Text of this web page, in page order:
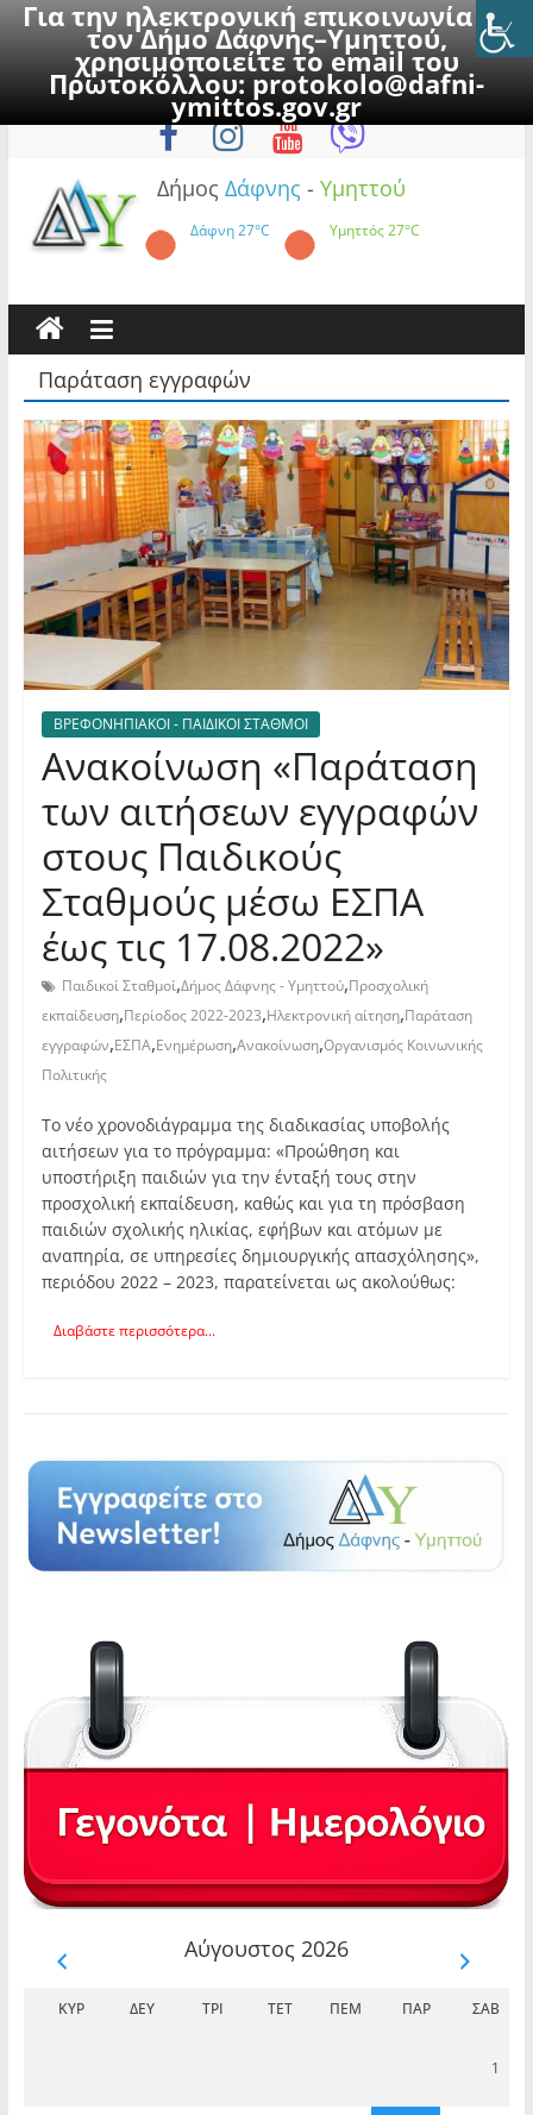
Για την ηλεκτρονική επικοινωνία με
τον Δήμο Δάφνης–Υμηττού,
χρησιμοποιείτε το email του
Πρωτοκόλλου:protokolo@dafni-
ymittos.gov.gr
to
Παρασκευή, 7 Αυγούστου 2026
Δήμος Δάφνης - Υμηττού
Δάφνη27°C Υμηττός27°C
Παράταση εγγραφών
ΒΡΕΦΟΝΗΠΙΑΚΟΙ - ΠΑΙΔΙΚΟΙ ΣΤΑΘΜΟΙ
Ανακοίνωση «Παράταση
των αιτήσεων εγγραφών
στους Παιδικούς
Σταθμούς μέσω ΕΣΠΑ
έως τις 17.08.2022»
Παιδικοί Σταθμοί,Δήμος Δάφνης - Υμηττού,Προσχολική
εκπαίδευση,Περίοδος 2022-2023,Ηλεκτρονική αίτηση,Παράταση
εγγραφών,ΕΣΠΑ,Ενημέρωση,Ανακοίνωση,Οργανισμός Κοινωνικής
Πολιτικής
Το νέο χρονοδιάγραμμα της διαδικασίας υποβολής
αιτήσεων για το πρόγραμμα: «Προώθηση και
υποστήριξη παιδιών για την ένταξή τους στην
προσχολική εκπαίδευση, καθώς και για τη πρόσβαση
παιδιών σχολικής ηλικίας, εφήβων και ατόµων µε
αναπηρία, σε υπηρεσίες δηµιουργικής απασχόλησης»,
περιόδου 2022 – 2023, παρατείνεται ως ακολούθως:
Διαβάστε περισσότερα...
Αύγουστος 2026
ΚΥΡ ΔΕΥ ΤΡΊ ΤΕΤ ΠΈΜ ΠΑΡ ΣΆΒ
1